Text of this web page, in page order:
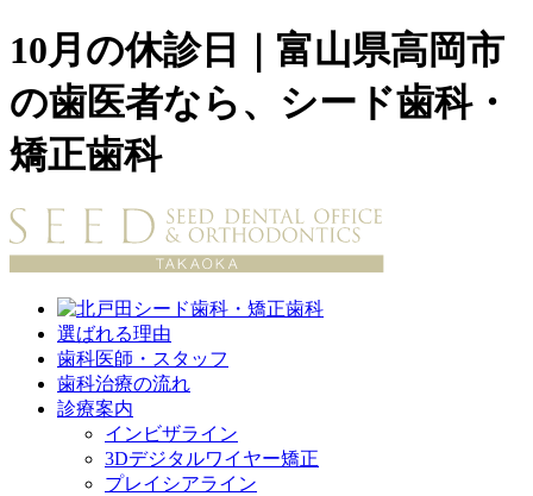
10月の休診日｜富山県高岡市
の歯医者なら、シード歯科・
矯正歯科
選ばれる理由
歯科医師・スタッフ
歯科治療の流れ
診療案内
インビザライン
3Dデジタルワイヤー矯正
プレイシアライン